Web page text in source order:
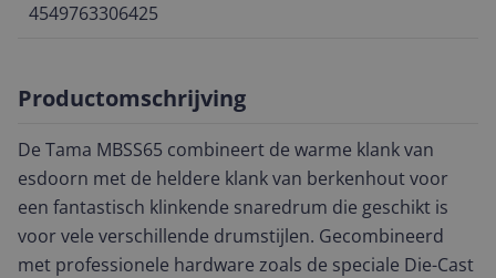
4549763306425
Productomschrijving
De Tama MBSS65 combineert de warme klank van
esdoorn met de heldere klank van berkenhout voor
een fantastisch klinkende snaredrum die geschikt is
voor vele verschillende drumstijlen. Gecombineerd
met professionele hardware zoals de speciale Die-Cast